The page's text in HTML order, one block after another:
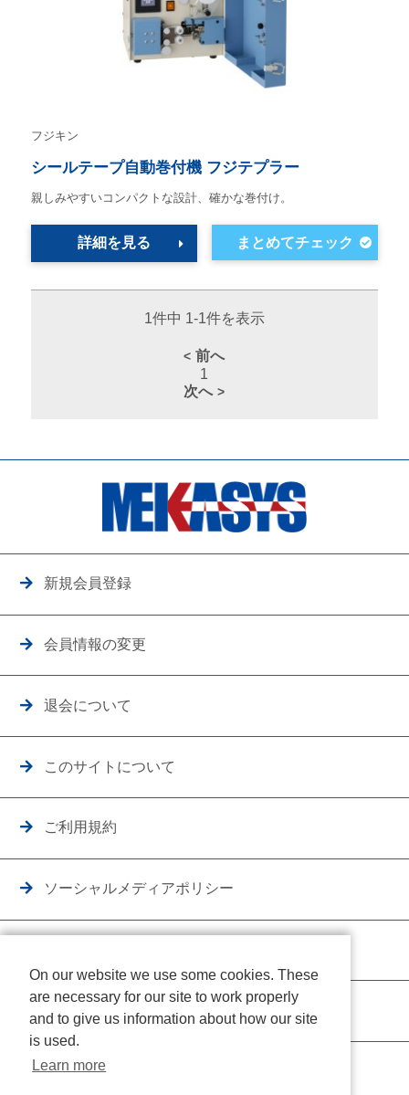
フジキン
シールテープ自動巻付機 フジテプラー
親しみやすいコンパクトな設計、確かな巻付け。
詳細を見る
1件中 1-1件を表示
前へ
1
次へ
新規会員登録
会員情報の変更
退会について
このサイトについて
ご利用規約
ソーシャルメディアポリシー
クッキーポリシー
On our website we use some cookies. These
are necessary for our site to work properly
and to give us information about how our site
is used.
Learn more